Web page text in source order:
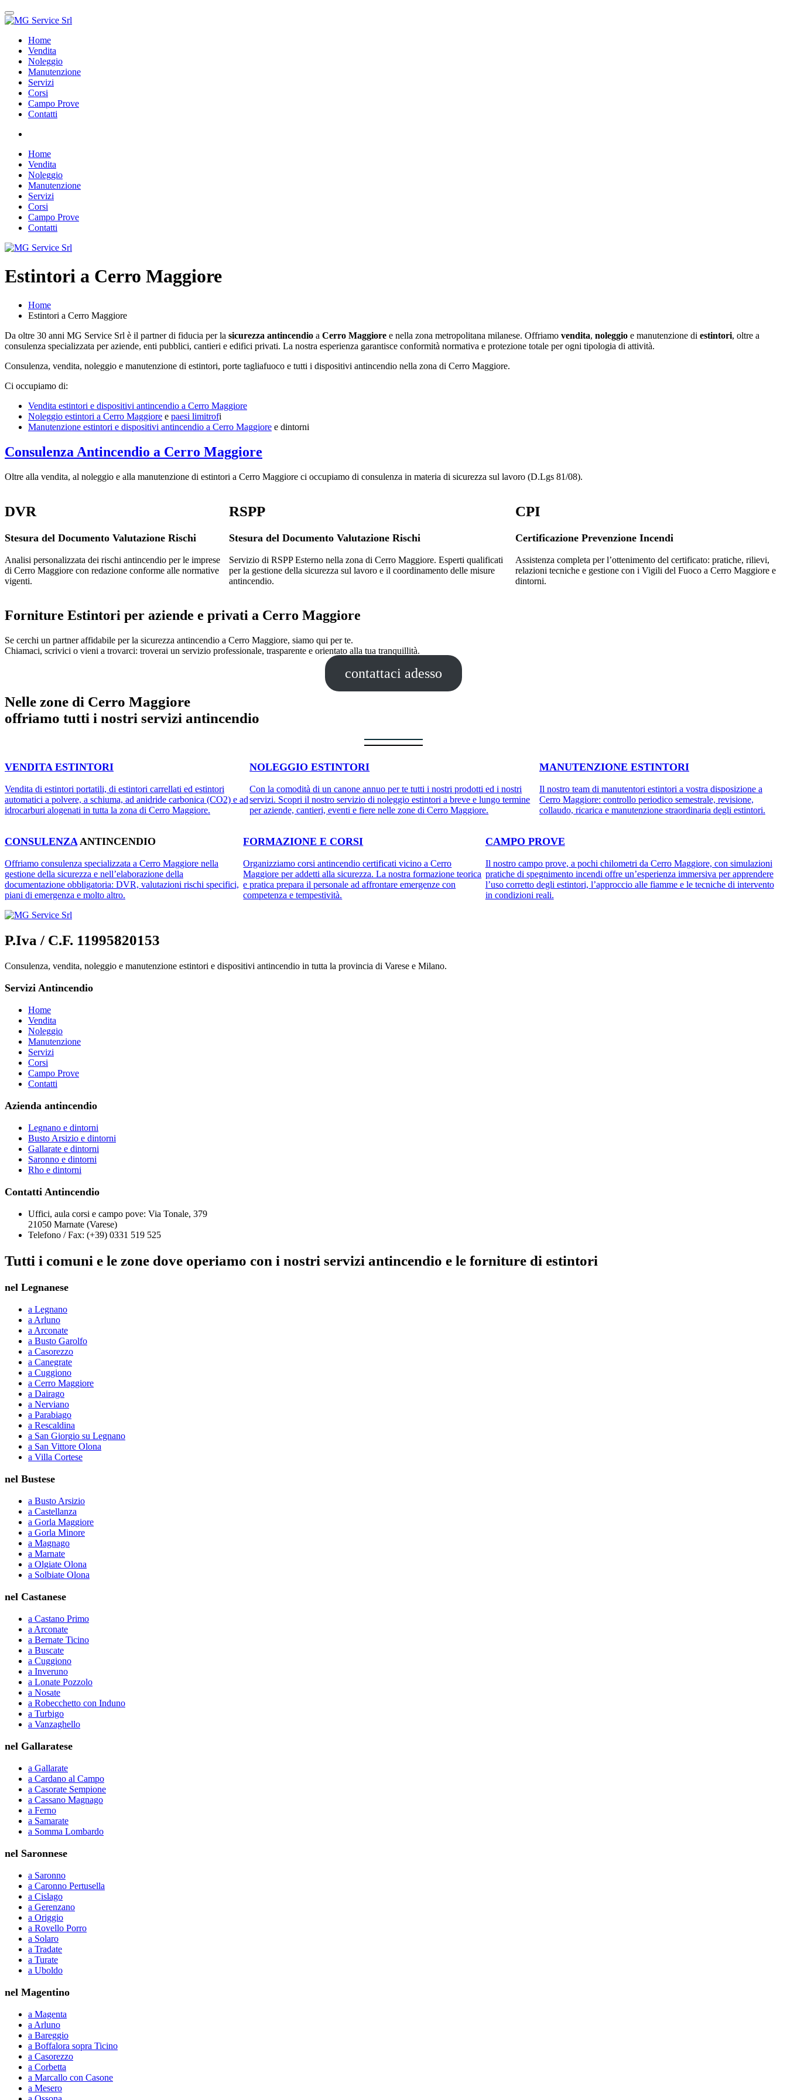
Home
Vendita
Noleggio
Manutenzione
Servizi
Corsi
Campo Prove
Contatti
Home
Vendita
Noleggio
Manutenzione
Servizi
Corsi
Campo Prove
Contatti
Estintori a Cerro Maggiore
Home
Estintori a Cerro Maggiore
Da oltre 30 anni MG Service Srl è il partner di fiducia per la sicurezza antincendio a Cerro Maggiore e nella zona metropolitana milanese. Offriamo vendita, noleggio e manutenzione di estintori, oltre a
consulenza specializzata per aziende, enti pubblici, cantieri e edifici privati. La nostra esperienza garantisce conformità normativa e protezione totale per ogni tipologia di attività.
Consulenza, vendita, noleggio e manutenzione di estintori, porte tagliafuoco e tutti i dispositivi antincendio nella zona di Cerro Maggiore.
Ci occupiamo di:
Vendita estintori e dispositivi antincendio a Cerro Maggiore
Noleggio estintori a Cerro Maggiore e paesi limitrofi
Manutenzione estintori e dispositivi antincendio a Cerro Maggiore e dintorni
Consulenza Antincendio a Cerro Maggiore
Oltre alla vendita, al noleggio e alla manutenzione di estintori a Cerro Maggiore ci occupiamo di consulenza in materia di sicurezza sul lavoro (D.Lgs 81/08).
DVR
Stesura del Documento Valutazione Rischi
Analisi personalizzata dei rischi antincendio per le imprese
di Cerro Maggiore con redazione conforme alle normative
vigenti.
RSPP
Stesura del Documento Valutazione Rischi
Servizio di RSPP Esterno nella zona di Cerro Maggiore. Esperti qualificati
per la gestione della sicurezza sul lavoro e il coordinamento delle misure
antincendio.
CPI
Certificazione Prevenzione Incendi
Assistenza completa per l’ottenimento del certificato: pratiche, rilievi,
relazioni tecniche e gestione con i Vigili del Fuoco a Cerro Maggiore e
dintorni.
Forniture Estintori per aziende e privati a Cerro Maggiore
Se cerchi un partner affidabile per la sicurezza antincendio a Cerro Maggiore, siamo qui per te.
Chiamaci, scrivici o vieni a trovarci: troverai un servizio professionale, trasparente e orientato alla tua tranquillità.
contattaci adesso
Nelle zone di Cerro Maggiore
offriamo tutti i nostri servizi antincendio
VENDITA ESTINTORI
Vendita di estintori portatili, di estintori carrellati ed estintori
automatici a polvere, a schiuma, ad anidride carbonica (CO2) e ad
idrocarburi alogenati in tutta la zona di Cerro Maggiore.
NOLEGGIO ESTINTORI
Con la comodità di un canone annuo per te tutti i nostri prodotti ed i nostri
servizi. Scopri il nostro servizio di noleggio estintori a breve e lungo termine
per aziende, cantieri, eventi e fiere nelle zone di Cerro Maggiore.
MANUTENZIONE ESTINTORI
Il nostro team di manutentori estintori a vostra disposizione a
Cerro Maggiore: controllo periodico semestrale, revisione,
collaudo, ricarica e manutenzione straordinaria degli estintori.
CONSULENZA ANTINCENDIO
Offriamo consulenza specializzata a Cerro Maggiore nella
gestione della sicurezza e nell’elaborazione della
documentazione obbligatoria: DVR, valutazioni rischi specifici,
piani di emergenza e molto altro.
FORMAZIONE E CORSI
Organizziamo corsi antincendio certificati vicino a Cerro
Maggiore per addetti alla sicurezza. La nostra formazione teorica
e pratica prepara il personale ad affrontare emergenze con
competenza e tempestività.
CAMPO PROVE
Il nostro campo prove, a pochi chilometri da Cerro Maggiore, con simulazioni
pratiche di spegnimento incendi offre un’esperienza immersiva per apprendere
l’uso corretto degli estintori, l’approccio alle fiamme e le tecniche di intervento
in condizioni reali.
P.Iva / C.F. 11995820153
Consulenza, vendita, noleggio e manutenzione estintori e dispositivi antincendio in tutta la provincia di Varese e Milano.
Servizi Antincendio
Home
Vendita
Noleggio
Manutenzione
Servizi
Corsi
Campo Prove
Contatti
Azienda antincendio
Legnano e dintorni
Busto Arsizio e dintorni
Gallarate e dintorni
Saronno e dintorni
Rho e dintorni
Contatti Antincendio
Uffici, aula corsi e campo pove: Via Tonale, 379
21050 Marnate (Varese)
Telefono / Fax: (+39) 0331 519 525
Tutti i comuni e le zone dove operiamo con i nostri servizi antincendio e le forniture di estintori
nel Legnanese
a Legnano
a Arluno
a Arconate
a Busto Garolfo
a Casorezzo
a Canegrate
a Cuggiono
a Cerro Maggiore
a Dairago
a Nerviano
a Parabiago
a Rescaldina
a San Giorgio su Legnano
a San Vittore Olona
a Villa Cortese
nel Bustese
a Busto Arsizio
a Castellanza
a Gorla Maggiore
a Gorla Minore
a Magnago
a Marnate
a Olgiate Olona
a Solbiate Olona
nel Castanese
a Castano Primo
a Arconate
a Bernate Ticino
a Buscate
a Cuggiono
a Inveruno
a Lonate Pozzolo
a Nosate
a Robecchetto con Induno
a Turbigo
a Vanzaghello
nel Gallaratese
a Gallarate
a Cardano al Campo
a Casorate Sempione
a Cassano Magnago
a Ferno
a Samarate
a Somma Lombardo
nel Saronnese
a Saronno
a Caronno Pertusella
a Cislago
a Gerenzano
a Origgio
a Rovello Porro
a Solaro
a Tradate
a Turate
a Uboldo
nel Magentino
a Magenta
a Arluno
a Bareggio
a Boffalora sopra Ticino
a Casorezzo
a Corbetta
a Marcallo con Casone
a Mesero